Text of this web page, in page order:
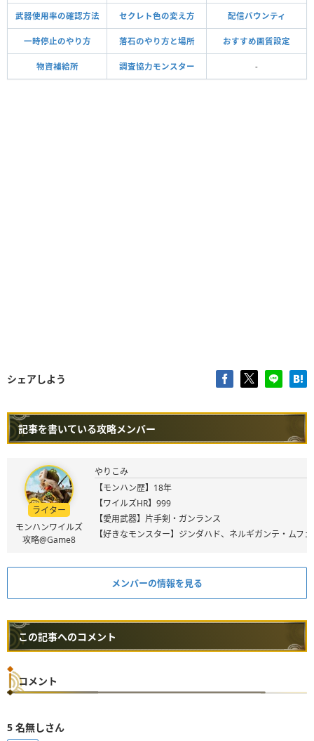
武器使用率の確認方法 セクレト色の変え方 配信バウンティ
一時停止のやり方 落石のやり方と場所 おすすめ画質設定
物資補給所 調査協力モンスター -
シェアしよう
記事を書いている攻略メンバー
ライター
モンハンワイルズ
攻略@Game8
やりこみ
【モンハン歴】18年
【ワイルズHR】999
【愛用武器】片手剣・ガンランス
【好きなモンスター】ジンダハド、ネルギガンテ・ムフ
メンバーの情報を見る
この記事へのコメント
コメント
5 名無しさん